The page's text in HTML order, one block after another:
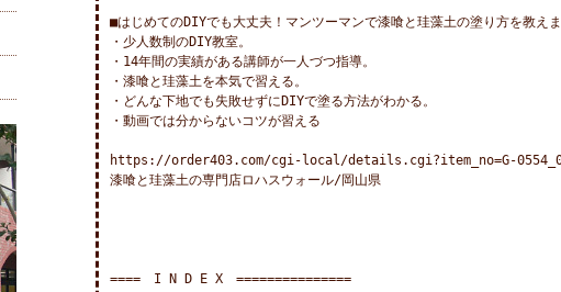
■はじめてのDIYでも大丈夫！マンツーマンで漆喰と珪藻土の塗り方を教えま
・少人数制のDIY教室。
・14年間の実績がある講師が一人づつ指導。
・漆喰と珪藻土を本気で習える。
・どんな下地でも失敗せずにDIYで塗る方法がわかる。
・動画では分からないコツが習える
https://order403.com/cgi-local/details.cgi?item_no=G-
漆喰と珪藻土の専門店ロハスウォール/岡山県
====　I N D E X　===============